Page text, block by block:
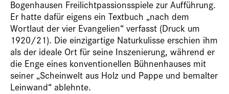
Bogenhausen Freilichtpassionsspiele zur Aufführung.
Er hatte dafür eigens ein Textbuch „nach dem
Wortlaut der vier Evangelien“ verfasst (Druck um
1920/21). Die einzigartige Naturkulisse erschien ihm
als der ideale Ort für seine Inszenierung, während er
die Enge eines konventionellen Bühnenhauses mit
seiner „Scheinwelt aus Holz und Pappe und bemalter
Leinwand“ ablehnte.